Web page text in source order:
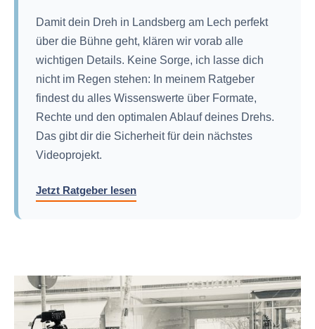
Damit dein Dreh in Landsberg am Lech perfekt
über die Bühne geht, klären wir vorab alle
wichtigen Details. Keine Sorge, ich lasse dich
nicht im Regen stehen: In meinem Ratgeber
findest du alles Wissenswerte über Formate,
Rechte und den optimalen Ablauf deines Drehs.
Das gibt dir die Sicherheit für dein nächstes
Videoprojekt.
Jetzt Ratgeber lesen